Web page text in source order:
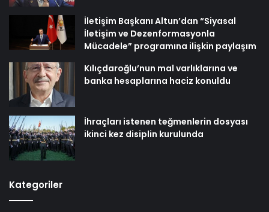
İletişim Başkanı Altun’dan “Siyasal
İletişim ve Dezenformasyonla
Mücadele” programına ilişkin paylaşım
Kılıçdaroğlu’nun mal varlıklarına ve
banka hesaplarına haciz konuldu
İhraçları istenen teğmenlerin dosyası
ikinci kez disiplin kurulunda
Kategoriler